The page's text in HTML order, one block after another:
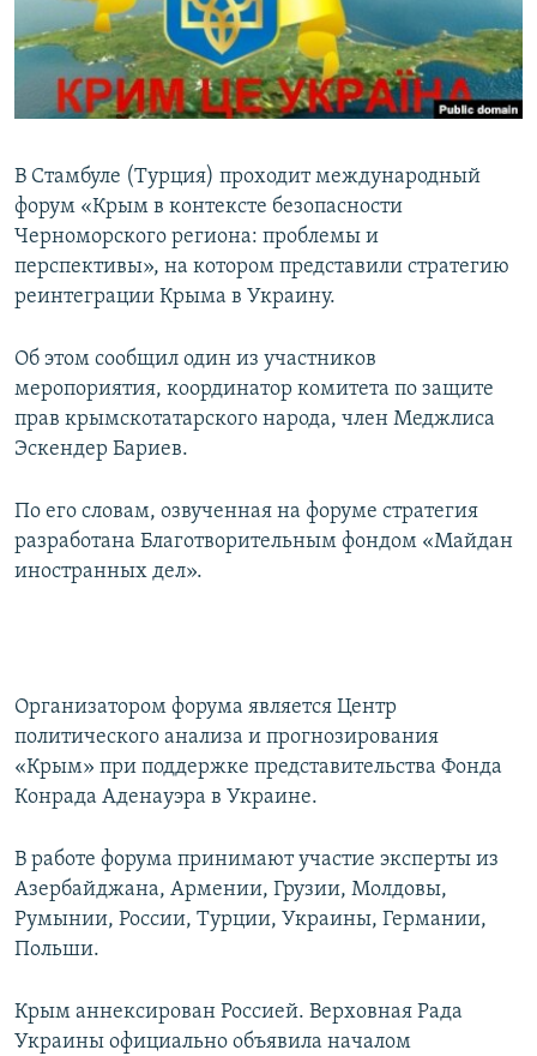
ПОБЕДИТЕЛЕЙ НЕ СУДЯТ?
КРЫМ.НЕПОКОРЕННЫЙ
ELIFBE
ПРИСОЕДИНЯЙТЕСЬ!
Все сайты RFE/RL
В Стамбуле (Турция) проходит международный
форум «Крым в контексте безопасности
Черноморского региона: проблемы и
перспективы», на котором представили стратегию
реинтеграции Крыма в Украину.
Об этом сообщил один из участников
меропориятия, координатор комитета по защите
прав крымскотатарского народа, член Меджлиса
Эскендер Бариев.
По его словам, озвученная на форуме стратегия
разработана Благотворительным фондом «Майдан
иностранных дел».
Организатором форума является Центр
политического анализа и прогнозирования
«Крым» при поддержке представительства Фонда
Конрада Аденауэра в Украине.
В работе форума принимают участие эксперты из
Азербайджана, Армении, Грузии, Молдовы,
Румынии, России, Турции, Украины, Германии,
Польши.
Крым аннексирован Россией. Верховная Рада
Украины официально объявила началом